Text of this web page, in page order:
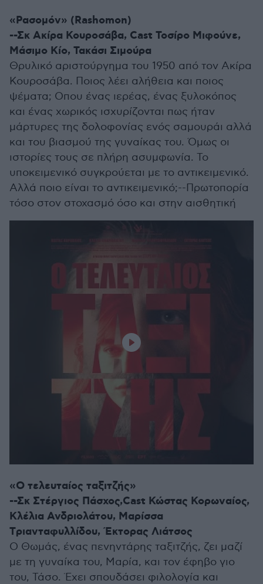
«Ρασομόν» (Rashomon)
--Σκ Ακίρα Κουροσάβα, Cast Τοσίρο Μιφούνε,
Μάσιμο Κίο, Τακάσι Σιμούρα
Θρυλικό αριστούργημα του 1950 από τον Ακίρα
Κουροσάβα. Ποιος λέει αλήθεια και ποιος
ψέματα; Οπου ένας ιερέας, ένας ξυλοκόπος
και ένας χωρικός ισχυρίζονται πως ήταν
μάρτυρες της δολοφονίας ενός σαμουράι αλλά
και του βιασμού της γυναίκας του. Όμως οι
ιστορίες τους σε πλήρη ασυμφωνία. Το
υποκειμενικό συγκρούεται με το αντικειμενικό.
Αλλά ποιο είναι το αντικειμενικό;--Πρωτοπορία
τόσο στον στοχασμό όσο και στην αισθητική
«Ο τελευταίος ταξιτζής»
--Σκ Στέργιος Πάσχος,Cast Κώστας Κορωναίος,
Κλέλια Ανδριολάτου, Μαρίσσα
Tριανταφυλλίδου, Έκτορας Λιάτσος
Ο Θωμάς, ένας πενηντάρης ταξιτζής, ζει μαζί
με τη γυναίκα του, Μαρία, και τον έφηβο γιο
του, Τάσο. Έχει σπουδάσει φιλολογία και